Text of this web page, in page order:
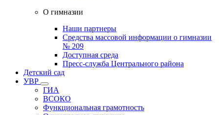
О гимназии
Наши партнеры
Средства массовой информации о гимназии
№ 209
Доступная среда
Пресс-служба Центрального района
Детский сад
УВР
ГИА
ВСОКО
Функциональная грамотность